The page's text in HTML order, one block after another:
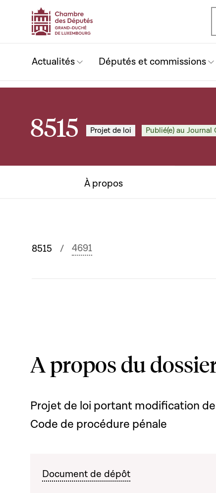
Actualités Députés et commissions
8515 Projet de loi Publié(e) au Journal
À propos
8515 4691
A propos du
Projet de loi portant modification
Code de procédure pénale
Document de dépôt